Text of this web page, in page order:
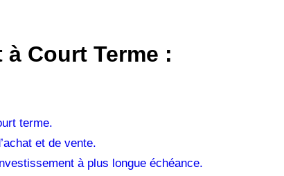
Court Terme :
terme.
et de vente.
à plus longue échéance.